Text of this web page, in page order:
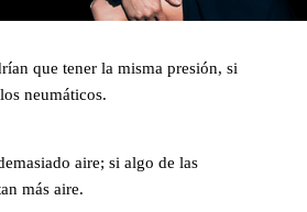
que tener la misma presión, si
neumáticos.
aire; si algo de las
más aire.